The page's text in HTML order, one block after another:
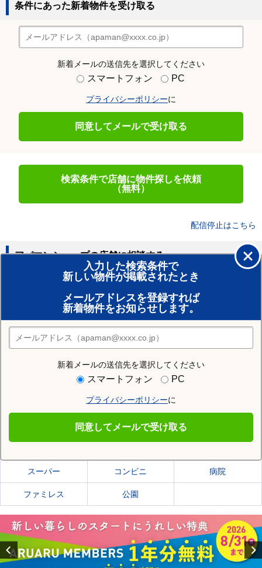
条件にあった新着物件を受け取る
新着メールの送信先を選択してください
スマートフォン PC
プライバシーポリシーに
同意してメールで受け取る
検索条件で店舗に物件探しを依頼
（無料）
配信停止はこちら
入力した検索条件で
新しい物件が掲載されたとき
メールアドレスを登録すれば
新着物件をお知らせします。
新着メールの送信先を選択してください
スマートフォン PC
プライバシーポリシーに
同意してメールで受け取る
アパマンショップの店舗に相談する
賃貸のプロがお部屋探し！
おまかせ物件リクエスト
住みたい街の店舗を探す
店舗検索
住む街研究所で室蘭市の情報を見る
室蘭市の施設一覧
スーパー コンビニ 病院
ファミレス 公園
Previous